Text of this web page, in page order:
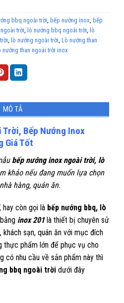
bbq ngoài trời bếp nướng inox bếp
trời lò nướng bbq ngoài trời
lò
lò nướng ngoài trời Lò nướng than
nướng than ngoài trời inox
MÔ TẢ
Trời, Bếp Nướng Inox
Giá Tốt
bếp nướng inox ngoài trời, lò
khảo nếu đang muốn lựa chọn
hàng, quán ăn.
, hay còn gọi là bếp nướng bbq, lò
inox 201là thiết bị chuyên sử
khách sạn, quán ăn với mục đích
thực phẩm lớn để phục vụ cho
có nhu cầu về sản phẩm này thì
bbq ngoài trời dưới đây